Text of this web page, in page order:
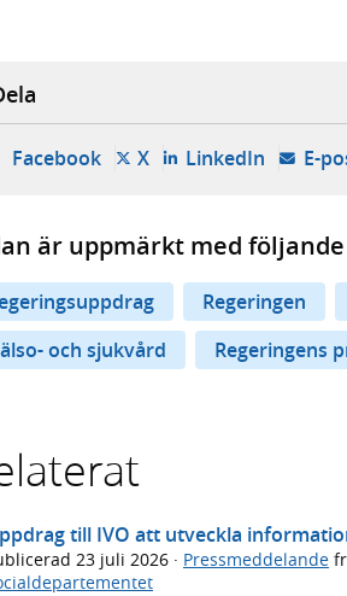
Facebook- öppnas i ny flik, extern
X- öppnas i ny flik,
LinkedIn- E-
är uppmärkt med
Regeringen
och sjukvård
Regeringens
till IVO att utveckla
23 juli 2026 · Pressmeddelande